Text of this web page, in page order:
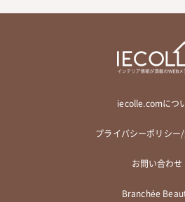
iecolle.comにつ
プライバシーポリシー
お問い合わせ
Branchée